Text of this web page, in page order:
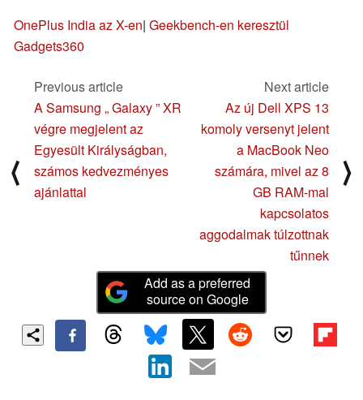
OnePlus India az X-en| Geekbench-en keresztül
Gadgets360
⟨
Previous article
A Samsung „ Galaxy ” XR
végre megjelent az
Egyesült Királyságban,
számos kedvezményes
ajánlattal
Next article
Az új Dell XPS 13
komoly versenyt jelent
a MacBook Neo
számára, mivel az 8
GB RAM-mal
kapcsolatos
aggodalmak túlzottnak
tűnnek
⟩
Add as a preferred
source on Google